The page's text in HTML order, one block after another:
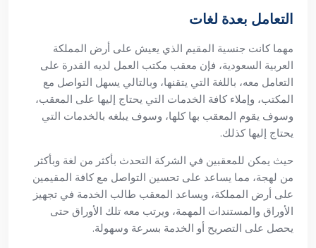
التعامل بعدة لغات
مهما كانت جنسية المقيم الذي يعيش على أرض المملكة
العربية السعودية، فإن معقب مكتب العمل لديه القدرة على
التعامل معه، باللغة التي يتقنها، وبالتالي يسهل التواصل مع
المكتب، وإملاء كافة الخدمات التي يحتاج إليها على المعقب،
وسوف يقوم المعقب بها كلها، وسوف يبلغه بالخدمات التي
يحتاج إليها كذلك.
حيث يمكن للمعقبين في الشركة التحدث بأكثر من لغة وبأكثر
من لهجة، مما يساعد على تحسين التواصل مع كافة المقيمين
على أرض المملكة، ويساعد المعقب طالب الخدمة في تجهيز
الأوراق والمستندات المهمة، ويرتب معه تلك الأوراق حتى
يحصل على التصريح أو الخدمة بسرعة وسهولة.